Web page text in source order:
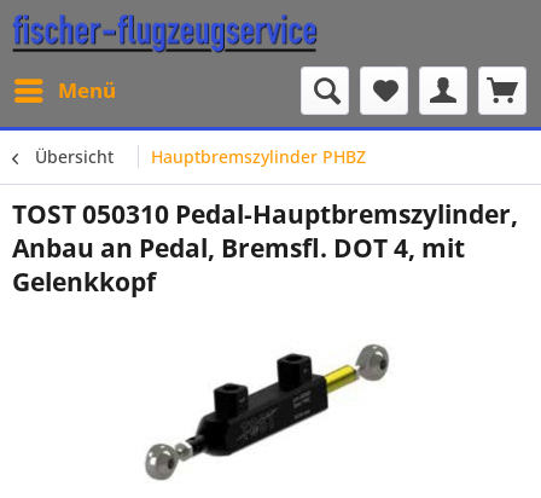
Menü
Übersicht Hauptbremszylinder PHBZ
TOST 050310 Pedal-Hauptbremszylinder,
Anbau an Pedal, Bremsfl. DOT 4, mit
Gelenkkopf